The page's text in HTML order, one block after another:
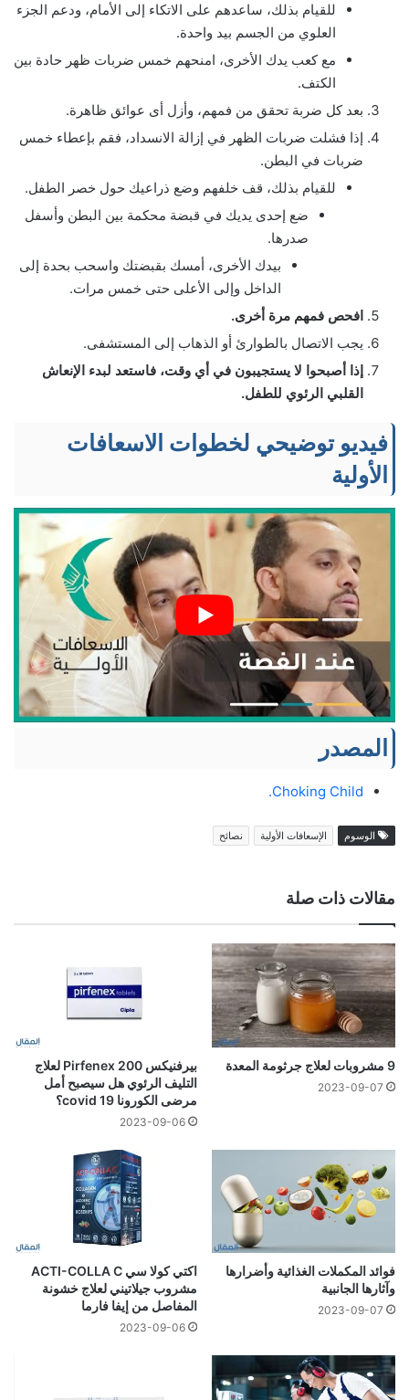
للقيام بذلك، ساعدهم على الاتكاء إلى الأمام، ودعم الجزء
العلوي من الجسم بيد واحدة.
مع كعب يدك الأخرى، امنحهم خمس ضربات ظهر حادة بين
الكتف.
بعد كل ضربة تحقق من فمهم، وأزل أى عوائق ظاهرة.
إذا فشلت ضربات الظهر في إزالة الانسداد، فقم بإعطاء خمس
ضربات في البطن.
للقيام بذلك، قف خلفهم وضع ذراعيك حول خصر الطفل.
ضع إحدى يديك في قبضة محكمة بين البطن وأسفل
صدرها.
بيدك الأخرى، أمسك بقبضتك واسحب بحدة إلى
الداخل وإلى الأعلى حتى خمس مرات.
افحص فمهم مرة أخرى.
يجب الاتصال بالطوارئ أو الذهاب إلى المستشفى.
إذا أصبحوا لا يستجيبون في أي وقت، فاستعد لبدء الإنعاش
القلبي الرئوي للطفل.
فيديو توضيحي لخطوات الاسعافات
الأولية
المصدر
Choking Child.
الوسوم الإسعافات الأولية نصائح
مقالات ذات صلة
9 مشروبات لعلاج جرثومة المعدة
2023-09-07
بيرفنيكس 200 Pirfenex لعلاج
التليف الرئوي هل سيصبح أمل
مرضى الكورونا covid 19؟
2023-09-06
فوائد المكملات الغذائية وأضرارها
وآثارها الجانبية
2023-09-07
اكتي كولا سي ACTI-COLLA C
مشروب جيلاتيني لعلاج خشونة
المفاصل من إيفا فارما
2023-09-06